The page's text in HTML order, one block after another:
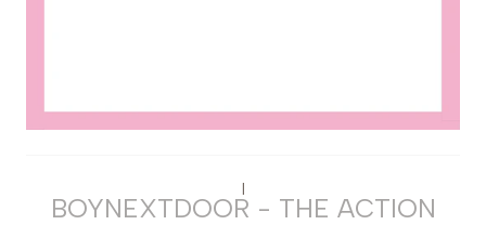
|
BOYNEXTDOOR - THE ACTION